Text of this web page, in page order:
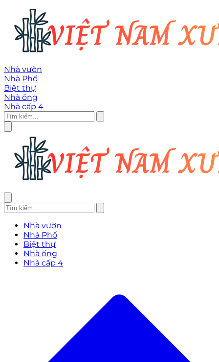
Nhà vườn
Nhà Phố
Biệt thự
Nhà ống
Nhà cấp 4
Nhà vườn
Nhà Phố
Biệt thự
Nhà ống
Nhà cấp 4